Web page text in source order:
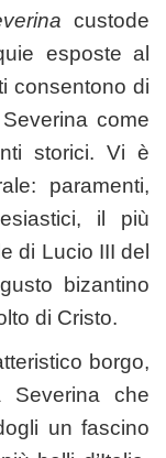
custode
esposte al
consentono di
come
storici. Vi è
paramenti,
il più
di Lucio III del
bizantino
di Cristo.
borgo,
che
un fascino